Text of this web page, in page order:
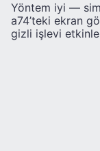
Yöntem iyi —
a74’teki ekran
gizli işlevi